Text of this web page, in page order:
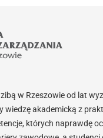
w Rzeszowie od lat
wiedzę akademicką z
których naprawdę